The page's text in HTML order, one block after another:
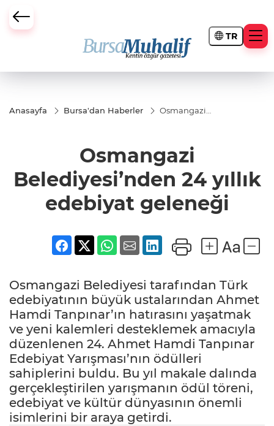
TR
Büyükşehir Darbesi
Anasayfa Bursa'dan Haberler
Osmangazi
geleneği
Osmangazi
Belediyesi’nden 24 yıllık
edebiyat geleneği
Osmangazi Belediyesi tarafından Türk
edebiyatının büyük ustalarından Ahmet
Hamdi Tanpınar’ın hatırasını yaşatmak
ve yeni kalemleri desteklemek amacıyla
düzenlenen 24. Ahmet Hamdi Tanpınar
Edebiyat Yarışması’nın ödülleri
sahiplerini buldu. Bu yıl makale dalında
gerçekleştirilen yarışmanın ödül töreni,
edebiyat ve kültür dünyasının önemli
isimlerini bir araya getirdi.